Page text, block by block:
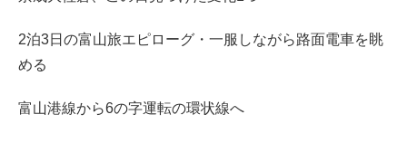
2泊3日の富山旅エピローグ・一服しながら路面電車を眺
める
富山港線から6の字運転の環状線へ